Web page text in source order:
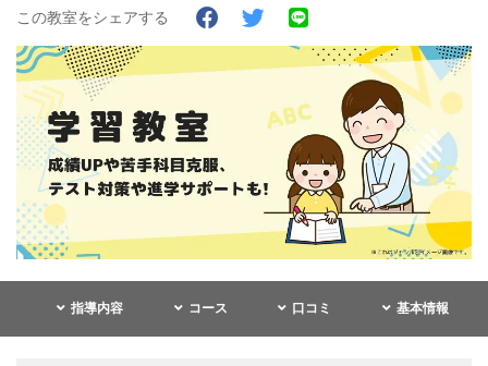
この教室をシェアする
指導内容 コース 口コミ 基本情報